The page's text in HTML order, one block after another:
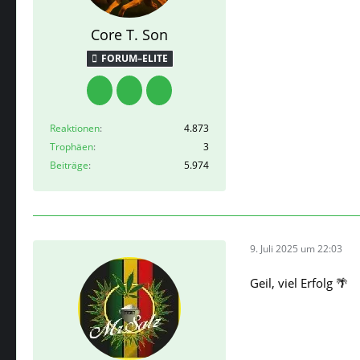
Core T. Son
FORUM–ELITE
Reaktionen
4.873
Trophäen
3
Beiträge
5.974
9. Juli 2025 um 22:03
Geil, viel Erfolg 🌴